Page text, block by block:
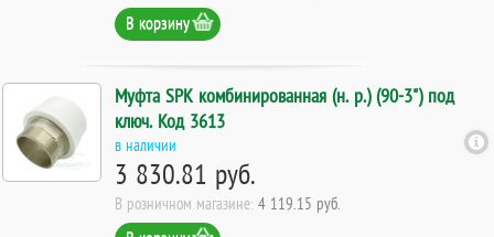
В корзину
Муфта SPK комбинированная (н. р.) (90-3") под
ключ. Код 3613
в наличии
3 830.81 руб.
В розничном магазине: 4 119.15 руб.